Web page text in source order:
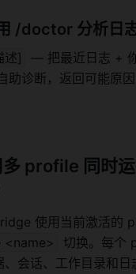
/doctor 分析日
述]
— 把最近日志 +
助诊断，返回可能原
多 profile 同时
使用当前激活的
<name>
切换。每个
、会话、工作目录和日